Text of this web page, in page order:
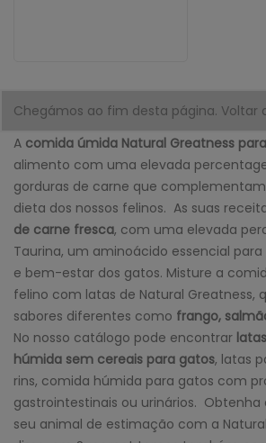
Chegámos ao fim desta página. Voltar
A comida úmida Natural Greatness
alimento com uma elevada
gorduras de carne que
dieta dos nossos felinos. As suas
de carne fresca, com uma elevada
Taurina, um aminoácido essencial
e bem-estar dos gatos. Misture a
felino com latas de Natural Greatness,
sabores diferentes como frango,
No nosso catálogo pode encontrar
húmida sem cereais para gatos, latas
rins, comida húmida para gatos com
gastrointestinais ou urinários. Obtenha
seu animal de estimação com a